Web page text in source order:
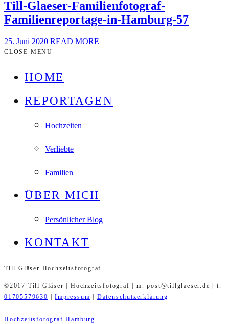
Till-Glaeser-Familienfotograf-
Familienreportage-in-Hamburg-57
25. Juni 2020 READ MORE
CLOSE MENU
HOME
REPORTAGEN
Hochzeiten
Verliebte
Familien
ÜBER MICH
Persönlicher Blog
KONTAKT
Till Gläser Hochzeitsfotograf
©2017 Till Gläser | Hochzeitsfotograf | m. post@tillglaeser.de | t.
01705579630
|Impressum Datenschutzerklärung
Hochzeitsfotograf Hamburg